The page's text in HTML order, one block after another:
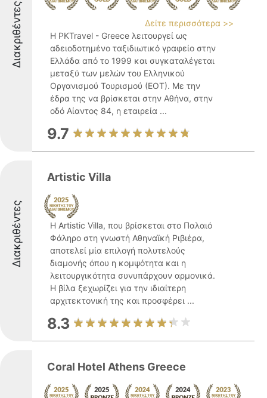
Διακριθέντες
Δείτε περισσότερα >>
Η PKTravel - Greece λειτουργεί ως
αδειοδοτημένο ταξιδιωτικό γραφείο στην
Ελλάδα από το 1999 και συγκαταλέγεται
μεταξύ των μελών του Ελληνικού
Οργανισμού Τουρισμού (ΕΟΤ). Με την
έδρα της να βρίσκεται στην Αθήνα, στην
οδό Αίαντος 84, η εταιρεία ...
9.7
Διακριθέντες
Artistic Villa
Η Artistic Villa, που βρίσκεται στο Παλαιό
Φάληρο στη γνωστή Αθηναϊκή Ριβιέρα,
αποτελεί μία επιλογή πολυτελούς
διαμονής όπου η κομψότητα και η
λειτουργικότητα συνυπάρχουν αρμονικά.
Η βίλα ξεχωρίζει για την ιδιαίτερη
αρχιτεκτονική της και προσφέρει ...
8.3
Coral Hotel Athens Greece